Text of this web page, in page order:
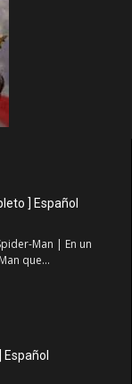
] Español
Man | En un
que...